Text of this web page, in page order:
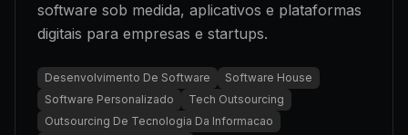
software sob medida, aplicativos e plataformas
digitais para empresas e startups.
Desenvolvimento De Software
Software House
Software Personalizado
Tech Outsourcing
Outsourcing De Tecnologia Da Informacao